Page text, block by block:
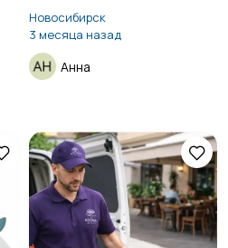
Новосибирск
3 месяца назад
Анна